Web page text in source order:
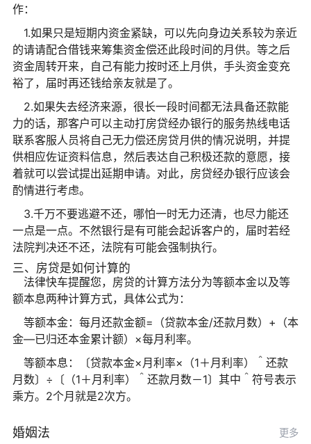
作：
1.如果只是短期内资金紧缺，可以先向身边关系较为亲近
的请请配合借钱来筹集资金偿还此段时间的月供。等之后
资金周转开来，自己有能力按时还上月供，手头资金变充
裕了，届时再还钱给亲友就是了。
2.如果失去经济来源，很长一段时间都无法具备还款能
力的话，那客户可以主动打房贷经办银行的服务热线电话
联系客服人员将自己无力偿还房贷月供的情况说明，并提
供相应佐证资料信息，然后表达自己积极还款的意愿，接
着就可以尝试提出延期申请。对此，房贷经办银行应该会
酌情进行考虑。
3.千万不要逃避不还，哪怕一时无力还清，也尽力能还
一点是一点。不然银行是有可能会起诉客户的，届时若经
法院判决还不还，法院有可能会强制执行。
三、房贷是如何计算的
法律快车提醒您，房贷的计算方法分为等额本金以及等
额本息两种计算方式，具体公式为：
等额本金：每月还款金额=（贷款本金/还款月数）+（本
金—已归还本金累计额）×每月利率。
等额本息：〔贷款本金×月利率×（1＋月利率）＾还款
月数〕÷〔（1＋月利率）＾还款月数－1〕其中＾符号表示
乘方。2个月就是2次方。
婚姻法 更多